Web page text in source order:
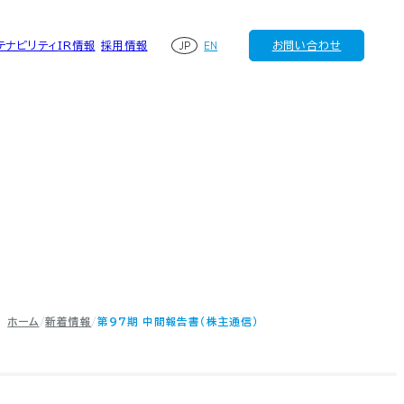
ナビリティIR情報 採用情報 JP EN お問い合わせ
ホーム 新着情報 第97期 中間報告書（株主通信）